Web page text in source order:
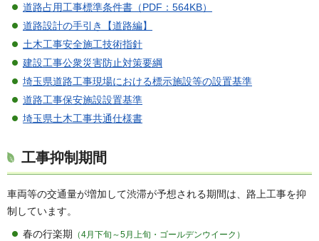
道路占用工事標準条件書（PDF：564KB）
道路設計の手引き【道路編】
土木工事安全施工技術指針
建設工事公衆災害防止対策要綱
埼玉県道路工事現場における標示施設等の設置基準
道路工事保安施設設置基準
埼玉県土木工事共通仕様書
工事抑制期間
車両等の交通量が増加して渋滞が予想される期間は、路上工事を抑
制しています。
春の行楽期 （4月下旬～5月上旬・ゴールデンウイーク）